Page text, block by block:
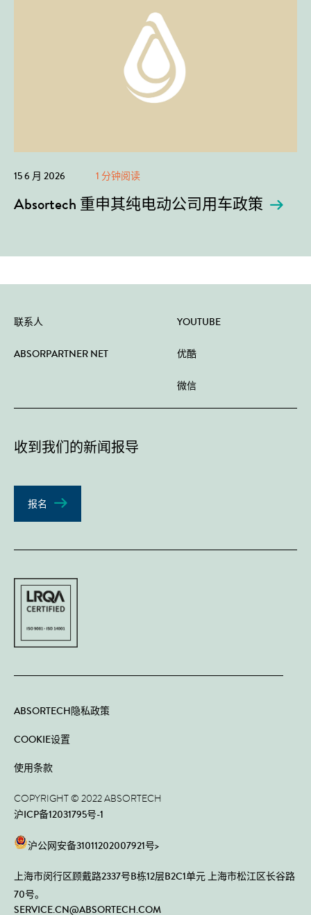
15 6 月 2026 1 分钟阅读
Absortech 重申其纯电动公司用车政策
联系人
ABSORPARTNER NET
YOUTUBE
优酷
微信
收到我们的新闻报导
报名
ABSORTECH隐私政策
COOKIE设置
使用条款
COPYRIGHT © 2022 ABSORTECH
沪ICP备12031795号-1
沪公网安备31011202007921号>
上海市闵行区顾戴路2337号B栋12层B2C1单元 上海市松江区长谷路
70号。
SERVICE.CN@ABSORTECH.COM